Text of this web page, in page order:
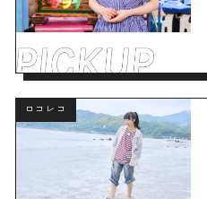
ロコレコ